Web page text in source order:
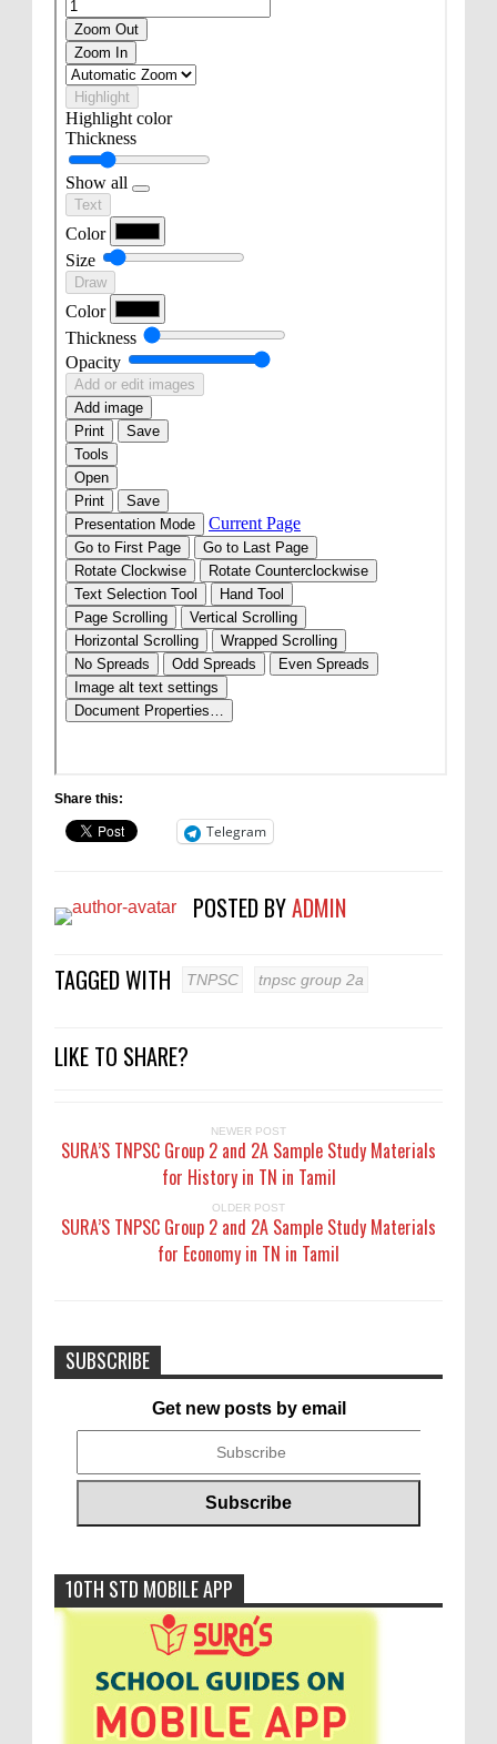
Share this:
Telegram
POSTED BYADMIN
TAGGED WITH TNPSC tnpsc group 2a
LIKE TO SHARE?
NEWER POST
SURA’S TNPSC Group 2 and 2A Sample Study Materials
for History in TN in Tamil
OLDER POST
SURA’S TNPSC Group 2 and 2A Sample Study Materials
for Economy in TN in Tamil
SUBSCRIBE
Get new posts by email
10TH STD MOBILE APP